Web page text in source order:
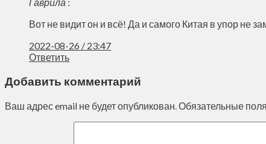
Вот не видит он и всё! Да и самого Китая в упор не
2022-08-26 / 23:47
Ответить
Добавить комментарий
Ваш адрес email не будет опубликован. Обязательные